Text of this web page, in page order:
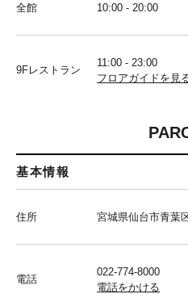
全館 10:00 - 20:00
9Fレストラン
11:00 - 23:00
フロアガイドを見
基本情報
住所 宮城県仙台市青葉
電話
022-774-8000
電話をかける